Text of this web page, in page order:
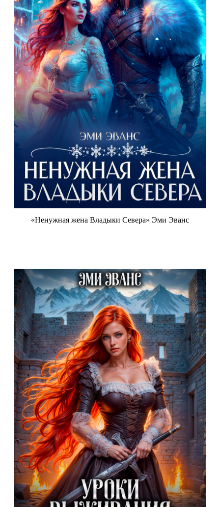
«Ненужная жена Владыки Севера» Эми Эванс